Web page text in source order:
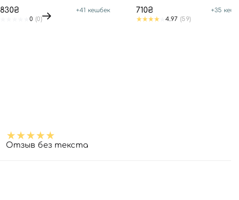
830₴ +41 кешбек
0 (0)
710₴ +35
4.97 (59)
Отзыв без текста